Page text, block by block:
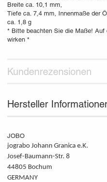
Breite ca. 10,1 mm,
Tiefe ca. 7,4 mm, Innenmaße der
ca. 1,8 g
* Bitte beachten Sie die Maße!
wirken *
Kundenrezensionen
Hersteller
JOBO
jograbo Johann Granica e.K.
Josef-Baumann-Str. 8
44805 Bochum
GERMANY